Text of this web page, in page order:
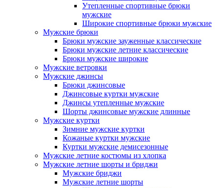
Утепленные спортивные брюки
мужские
Широкие спортивные брюки мужские
Мужские брюки
Брюки мужские зауженные классические
Брюки мужские летние классические
Брюки мужские широкие
Мужские ветровки
Мужские джинсы
Брюки джинсовые
Джинсовые куртки мужские
Джинсы утепленные мужские
Шорты джинсовые мужские длинные
Мужские куртки
Зимние мужские куртки
Кожаные куртки мужские
Куртки мужские демисезонные
Мужские летние костюмы из хлопка
Мужские летние шорты и бриджи
Мужские бриджи
Мужские летние шорты